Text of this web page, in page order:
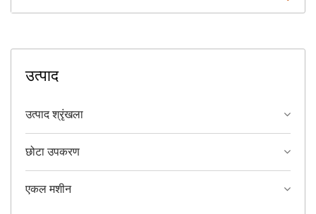
उत्पाद
उत्पाद श्रृंखला
छोटा उपकरण
एकल मशीन